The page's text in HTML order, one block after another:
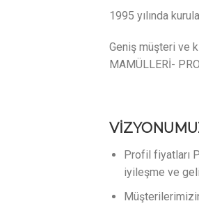
1995 yılında
Geniş müşteri ve
MAMÜLLERİ-
Profil fiyatları
iyileşme ve